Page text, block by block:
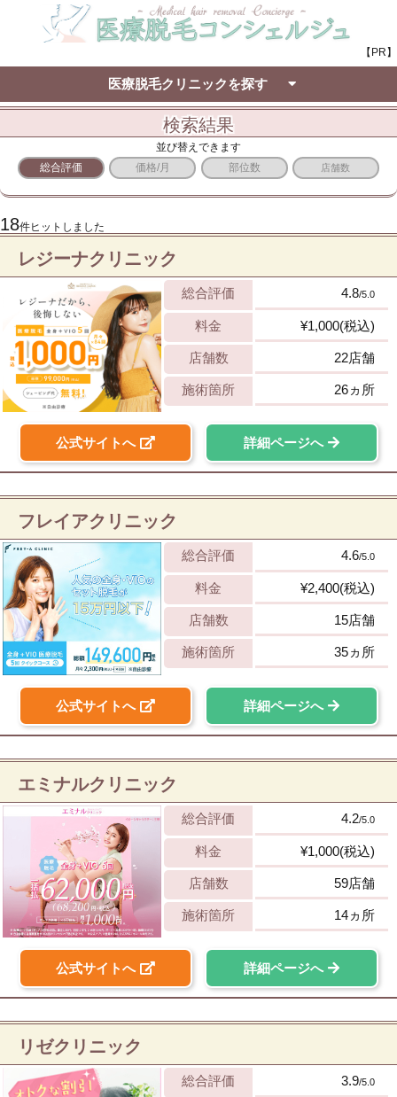
【PR】
医療脱毛クリニックを探す
検索結果
並び替えできます
総合評価
価格/月 部位数 店舗数
18件ヒットしました
レジーナクリニック
総合評価 4.8/5.0
料金 ¥1,000(税込)
店舗数 22店舗
施術箇所 26ヵ所
公式サイトへ 詳細ページへ
フレイアクリニック
総合評価 4.6/5.0
料金 ¥2,400(税込)
店舗数 15店舗
施術箇所 35ヵ所
公式サイトへ 詳細ページへ
エミナルクリニック
総合評価 4.2/5.0
料金 ¥1,000(税込)
店舗数 59店舗
施術箇所 14ヵ所
公式サイトへ 詳細ページへ
リゼクリニック
総合評価 3.9/5.0